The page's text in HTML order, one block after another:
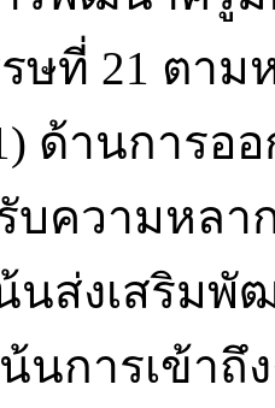
ษที่ 21 ตาม
ด้านการอ
บความหลา
นส่งเสริมพั
นการเข้าถึ